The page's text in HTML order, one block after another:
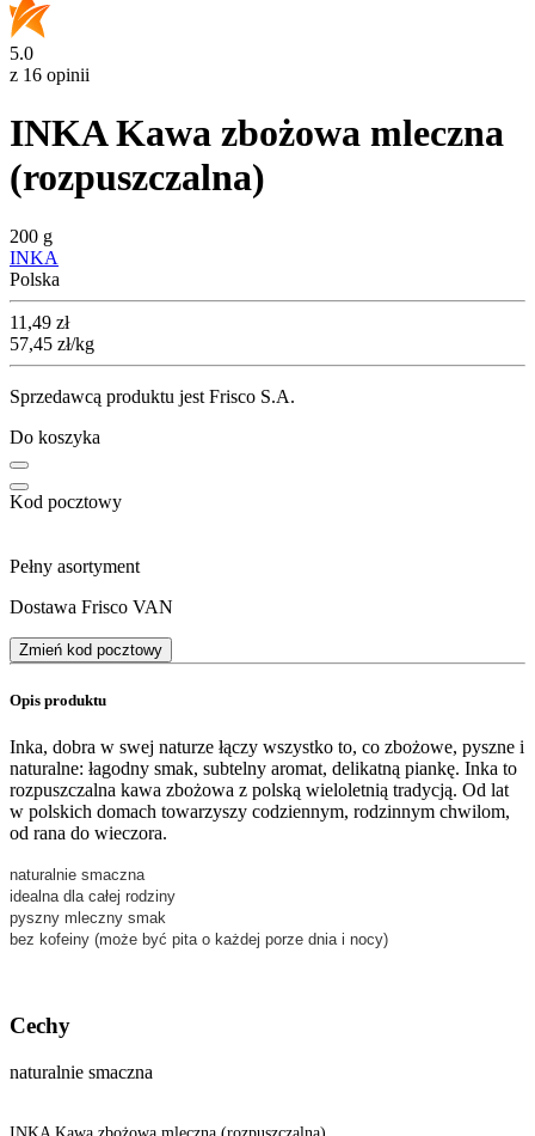
5.0
z 16 opinii
INKA Kawa zbożowa mleczna
(rozpuszczalna)
200 g
INKA
Polska
Cena
11,49 zł
57,45 zł/kg
Sprzedawcą produktu jest Frisco S.A.
Do koszyka
Kod pocztowy
Pełny asortyment
Dostawa Frisco VAN
Zmień kod pocztowy
Opis produktu
Inka, dobra w swej naturze łączy wszystko to, co zbożowe, pyszne i
naturalne: łagodny smak, subtelny aromat, delikatną piankę. Inka to
rozpuszczalna kawa zbożowa z polską wieloletnią tradycją. Od lat
w polskich domach towarzyszy codziennym, rodzinnym chwilom,
od rana do wieczora.
naturalnie smaczna
idealna dla całej rodziny
pyszny mleczny smak
bez kofeiny (może być pita o każdej porze dnia i nocy)
Cechy
naturalnie smaczna